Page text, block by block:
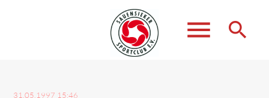
menu search
Suchbegriffe
31.05.1997 15:46